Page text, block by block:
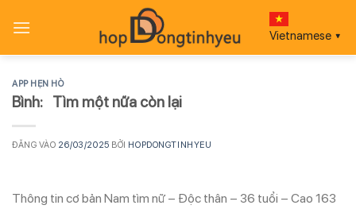
qua
Vietnamese ▼
APP HẸN HÒ
Bình: Tìm một nữa còn lại
ĐĂNG VÀO 26/03/2025 BỞI HOPDONGTINHYEU
Thông tin cơ bản Nam tìm nữ – Độc thân – 36 tuổi – Cao 163